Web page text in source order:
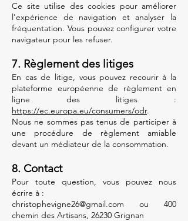
Ce site utilise des cookies pour améliorer
l'expérience de navigation et analyser la
fréquentation. Vous pouvez configurer votre
navigateur pour les refuser.
7. Règlement des litiges
En cas de litige, vous pouvez recourir à la
plateforme européenne de règlement en
ligne des litiges :
https://ec.europa.eu/consumers/odr.
Nous ne sommes pas tenus de participer à
une procédure de règlement amiable
devant un médiateur de la consommation.
8. Contact
Pour toute question, vous pouvez nous
écrire à :
christophevigne26@gmail.com ou 400
chemin des Artisans, 26230 Grignan